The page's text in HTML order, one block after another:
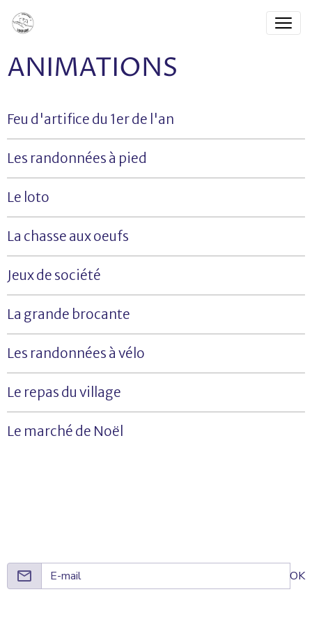
ANIMATIONS
Feu d'artifice du 1er de l'an
Les randonnées à pied
Le loto
La chasse aux oeufs
Jeux de société
La grande brocante
Les randonnées à vélo
Le repas du village
Le marché de Noël
OK